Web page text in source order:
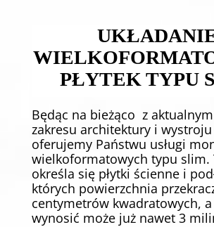
PŁYTEK TYPU
Będąc na bieżąco z
zakresu architektury i
oferujemy Państwu usługi
wielkoformatowych typu slim.
określa się płytki ścienne i
których powierzchnia
centymetrów kwadratowych,
wynosić może już nawet 3